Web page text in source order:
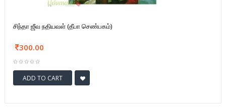
சிந்தா ஜீவ நதியவள் (தீபா செண்பகம்)
300.00
ADD TO CART